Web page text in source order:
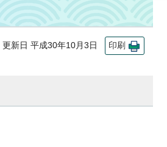
新日 平成30年10月3日 印刷